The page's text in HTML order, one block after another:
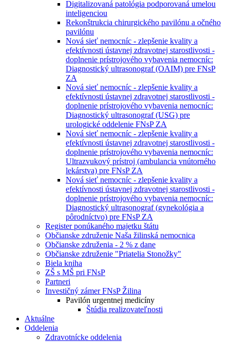
Digitalizovaná patológia podporovaná umelou
inteligenciou
Rekonštrukcia chirurgického pavilónu a očného
pavilónu
Nová sieť nemocníc - zlepšenie kvality a
efektívnosti ústavnej zdravotnej starostlivosti -
doplnenie prístrojového vybavenia nemocníc:
Diagnostický ultrasonograf (OAIM) pre FNsP
ZA
Nová sieť nemocníc - zlepšenie kvality a
efektívnosti ústavnej zdravotnej starostlivosti -
doplnenie prístrojového vybavenia nemocníc:
Diagnostický ultrasonograf (USG) pre
urologické oddelenie FNsP ZA
Nová sieť nemocníc - zlepšenie kvality a
efektívnosti ústavnej zdravotnej starostlivosti -
doplnenie prístrojového vybavenia nemocníc:
Ultrazvukový prístroj (ambulancia vnútorného
lekárstva) pre FNsP ZA
Nová sieť nemocníc - zlepšenie kvality a
efektívnosti ústavnej zdravotnej starostlivosti -
doplnenie prístrojového vybavenia nemocníc:
Diagnostický ultrasonograf (gynekológia a
pôrodníctvo) pre FNsP ZA
Register ponúkaného majetku štátu
Občianske združenie Naša žilinská nemocnica
Občianske združenia - 2 % z dane
Občianske združenie "Priatelia Stonožky"
Biela kniha
ZŠ s MŠ pri FNsP
Partneri
Investičný zámer FNsP Žilina
Pavilón urgentnej medicíny
Štúdia realizovateľnosti
Aktuálne
Oddelenia
Zdravotnícke oddelenia